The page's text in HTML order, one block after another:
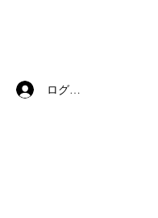
ログイン